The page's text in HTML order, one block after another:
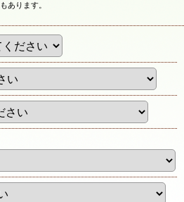
あります。